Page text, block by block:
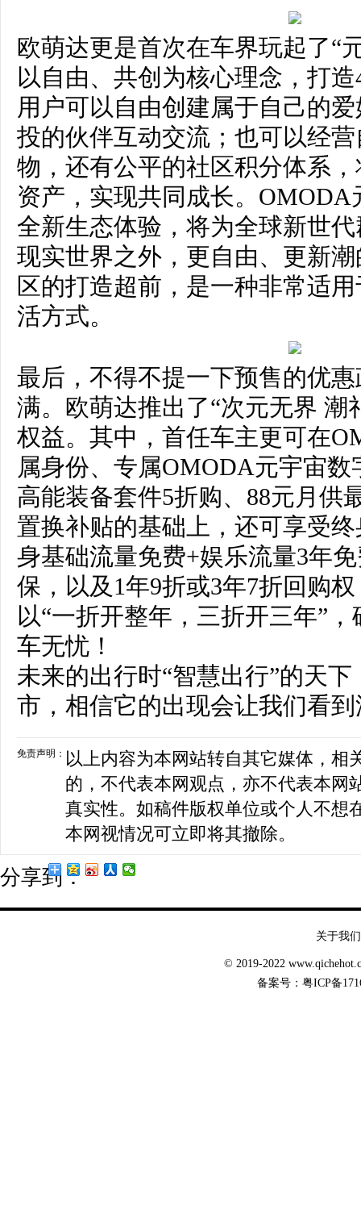
欧萌达更是首次在车界玩起了“
以自由、共创为核心理念，打
用户可以自由创建属于自己的
投的伙伴互动交流；也可以经
物，还有公平的社区积分体系
资产，实现共同成长。
全新生态体验，将为全球新世
现实世界之外，更自由、更新
区的打造超前，是一种非常适
活方式。
最后，不得不提一下预售的优
满。欧萌达推出了“次元无界 潮
权益。其中，首任车主更可在
属身份、专属OMODA元宇宙数
高能装备套件5折购、88元月供
置换补贴的基础上，还可享受
身基础流量免费+娱乐流量3年
保，以及1年9折或3年7折回购
以“一折开整年，三折开三年”
车无忧！
未来的出行时“智慧出行”的天
市，相信它的出现会让我们看
免责声明： 以上内容为本网站转自其它媒体，相
的，不代表本网观点，亦不代表本网
真实性。如稿件版权单位或个人不想
本网视情况可立即将其撤除。
分享到：
关于我们
© 2019-2022
备案号： 粤ICP备